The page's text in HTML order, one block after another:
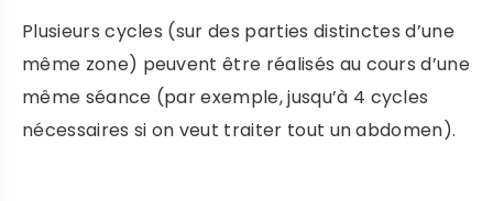
Plusieurs cycles (sur des parties distinctes d’une
même zone) peuvent être réalisés au cours d’une
même séance (par exemple, jusqu’à 4 cycles
nécessaires si on veut traiter tout un abdomen).